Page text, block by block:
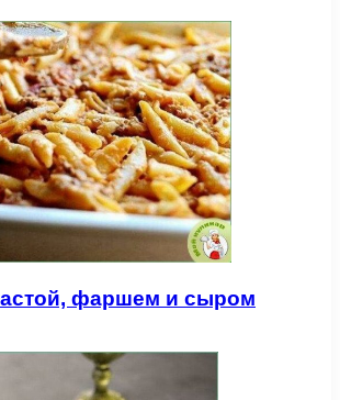
фаршем и сыром